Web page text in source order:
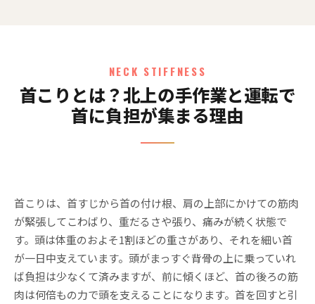
NECK STIFFNESS
首こりとは？北上の手作業と運転で
首に負担が集まる理由
首こりは、首すじから首の付け根、肩の上部にかけての筋肉
が緊張してこわばり、重だるさや張り、痛みが続く状態で
す。頭は体重のおよそ1割ほどの重さがあり、それを細い首
が一日中支えています。頭がまっすぐ背骨の上に乗っていれ
ば負担は少なくて済みますが、前に傾くほど、首の後ろの筋
肉は何倍もの力で頭を支えることになります。首を回すと引